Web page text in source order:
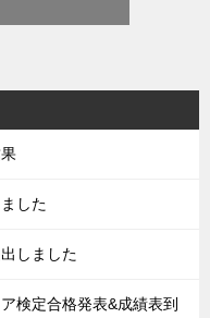
した
しました
検定合格発表&成績表到